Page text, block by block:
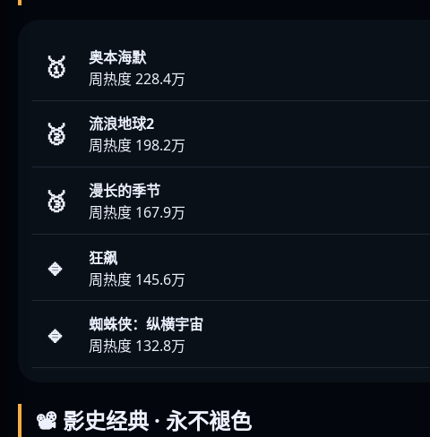
🥇
奥本海默
周热度 228.4万
🥈
流浪地球2
周热度 198.2万
🥉
漫长的季节
周热度 167.9万
🔹
狂飙
周热度 145.6万
🔹
蜘蛛侠：纵横宇宙
周热度 132.8万
📽️ 影史经典 · 永不褪色